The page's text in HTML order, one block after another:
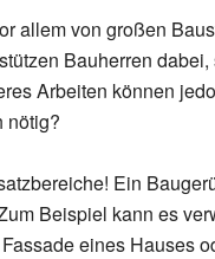
allem von großen
Bauherren
Arbeiten können
nötig?
Ein
Beispiel kann es
eines Hauses